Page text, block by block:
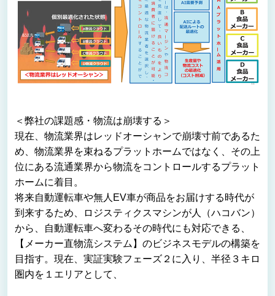
＜弊社の課題感・物流は崩壊する＞
現在、物流業界はレッドオーシャンで崩壊寸前であるた
め、物流業界を束ねるプラットホームではなく、その上
位にある流通業界から物流をコントロールするプラット
ホームに着目。
将来自動運転車や無人EV車が商品をお届けする時代が
到来するため、ロジスティクスマシンが人（ハコバン）
から、自動運転車へ変わるその時代にも対応できる、
【メーカー直物流システム】のビジネスモデルの構築を
目指す。現在、実証実験フェーズ２に入り、半径３キロ
圏内を１エリアとして、